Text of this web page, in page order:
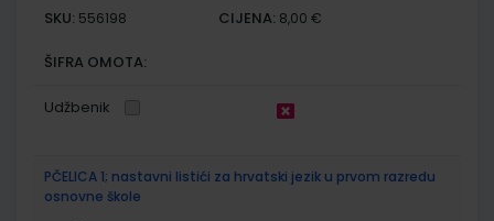
SKU: 556198 CIJENA: 8,00 €
ŠIFRA OMOTA:
Udžbenik
PČELICA 1; nastavni listići za hrvatski jezik u prvom razredu
osnovne škole